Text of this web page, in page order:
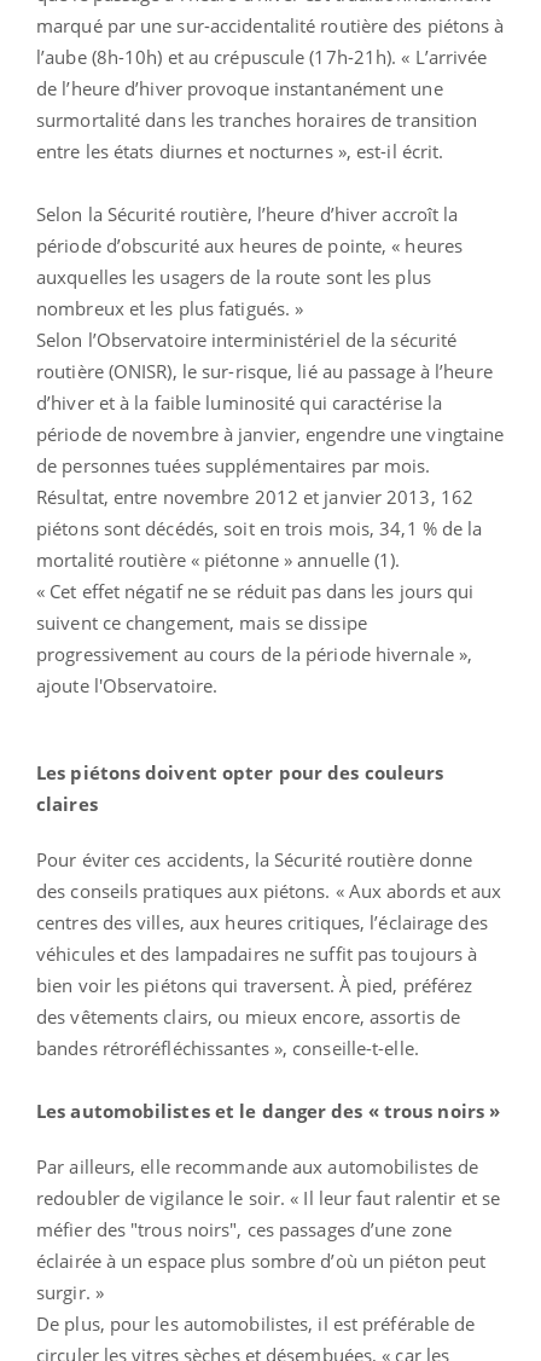
marqué par une sur-accidentalité routière des piétons à
l’aube (8h-10h) et au crépuscule (17h-21h). « L’arrivée
de l’heure d’hiver provoque instantanément une
surmortalité dans les tranches horaires de transition
entre les états diurnes et nocturnes », est-il écrit.
Selon la Sécurité routière, l’heure d’hiver accroît la
période d’obscurité aux heures de pointe, « heures
auxquelles les usagers de la route sont les plus
nombreux et les plus fatigués. »
Selon l’Observatoire interministériel de la sécurité
routière (ONISR), le sur-risque, lié au passage à l’heure
d’hiver et à la faible luminosité qui caractérise la
période de novembre à janvier, engendre une vingtaine
de personnes tuées supplémentaires par mois.
Résultat, entre novembre 2012 et janvier 2013, 162
piétons sont décédés, soit en trois mois, 34,1 % de la
mortalité routière « piétonne » annuelle (1).
« Cet effet négatif ne se réduit pas dans les jours qui
suivent ce changement, mais se dissipe
progressivement au cours de la période hivernale »,
ajoute l'Observatoire.
Les piétons doivent opter pour des couleurs
claires
Pour éviter ces accidents, la Sécurité routière donne
des conseils pratiques aux piétons. « Aux abords et aux
centres des villes, aux heures critiques, l’éclairage des
véhicules et des lampadaires ne suffit pas toujours à
bien voir les piétons qui traversent. À pied, préférez
des vêtements clairs, ou mieux encore, assortis de
bandes rétroréfléchissantes », conseille-t-elle.
Les automobilistes et le danger des « trous noirs »
Par ailleurs, elle recommande aux automobilistes de
redoubler de vigilance le soir. « Il leur faut ralentir et se
méfier des "trous noirs", ces passages d’une zone
éclairée à un espace plus sombre d’où un piéton peut
surgir. »
De plus, pour les automobilistes, il est préférable de
circuler les vitres sèches et désembuées, « car les